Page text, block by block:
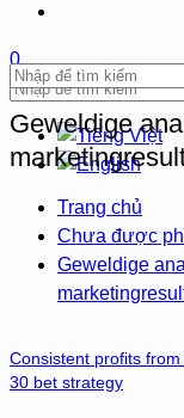
0
Geweldige
Trang chủ
Chưa được
Geweldige
Consistent profits
30 bet strategy